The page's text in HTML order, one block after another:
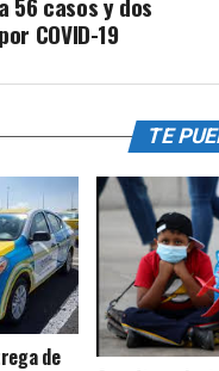
56 casos y dos
COVID-19
TE
de